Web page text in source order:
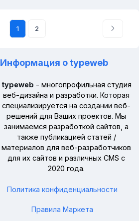
1 2
Информация о typeweb
typeweb - многопрофильная студия
веб-дизайна и разработки. Которая
специализируется на создании веб-
решений для Ваших проектов. Мы
занимаемся разработкой сайтов, а
также публикацией статей /
материалов для веб-разработчиков
для их сайтов и различных CMS с
2020 года.
Политика конфиденциальности
Правила Маркета